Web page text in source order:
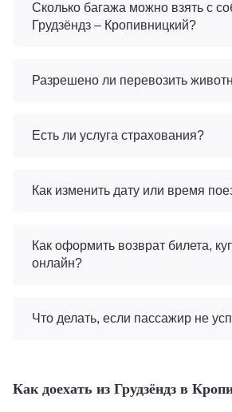
Сколько багажа можно взять с
Грудзёндз – Кропивницкий?
Разрешено ли перевозить
Есть ли услуга страхования?
Как изменить дату или время
Как оформить возврат билета,
онлайн?
Что делать, если пассажир не
Как доехать из Грудзёндз в